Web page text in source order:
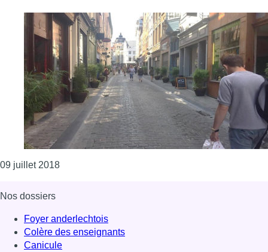
09 juillet 2018Consulter l'article "Lancement de la 2ème
Nos dossiers
Foyer anderlechtois
Colère des enseignants
Canicule